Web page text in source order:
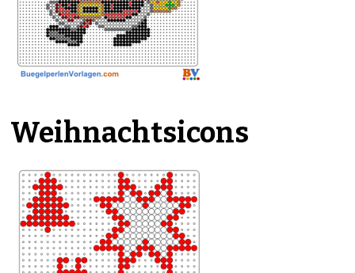
Weihnachtsicons